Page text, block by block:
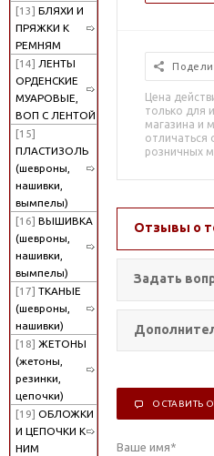
[13] БЛЯХИ И
ПРЯЖКИ К
РЕМНЯМ
[14] ЛЕНТЫ
ОРДЕНСКИЕ
МУАРОВЫЕ,
ВОП С ЛЕНТОЙ
[15]
ПЛАСТИЗОЛЬ
(шевроны,
нашивки,
вымпелы)
[16] ВЫШИВКА
(шевроны,
нашивки,
вымпелы)
[17] ТКАНЫЕ
(шевроны,
нашивки)
[18] ЖЕТОНЫ
(жетоны,
резинки,
цепочки)
[19] ОБЛОЖКИ
И ЦЕПОЧКИ К
НИМ
Цена
только для
магазина и
отличаться
розничных
Отзывы о
Задать
ОСТАВИТЬ
Ваше имя*